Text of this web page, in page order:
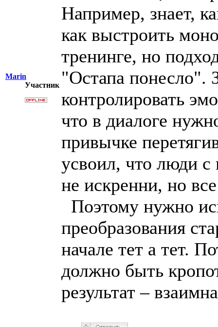
Marin
Участник
Например, знает,
как выстроить
тренинге, но
"Остапа понесло".
контролировать
что в диалоге
привычке
усвоил, что люди с
не искренни, но
Поэтому нужно
преобразования
начале тет а тет.
должно быть
результат –